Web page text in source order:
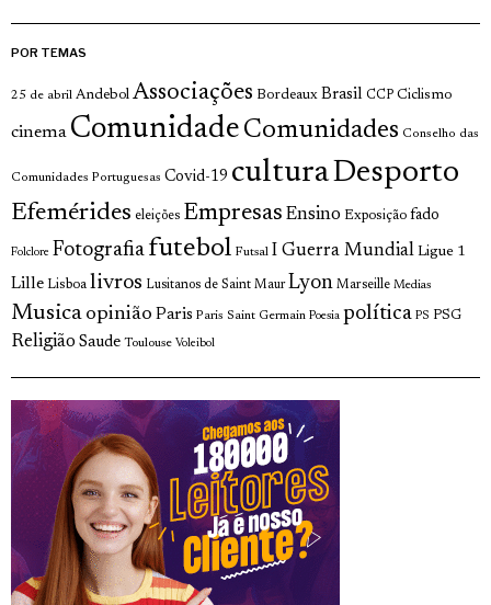
POR TEMAS
25 de abril Andebol Associações Bordeaux Brasil CCP Ciclismo
cinema Comunidade Comunidades Conselho das
Comunidades Portuguesas Covid-19 culturaDesporto
Efemérides eleições Empresas Ensino Exposição fado
Folclore Fotografia futebol Futsal I Guerra Mundial Ligue 1
Lille Lisboa livros Lusitanos de Saint Maur Lyon Marseille Medias
Musica opinião Paris Paris Saint Germain Poesia política PS PSG
Religião Saude Toulouse Voleibol